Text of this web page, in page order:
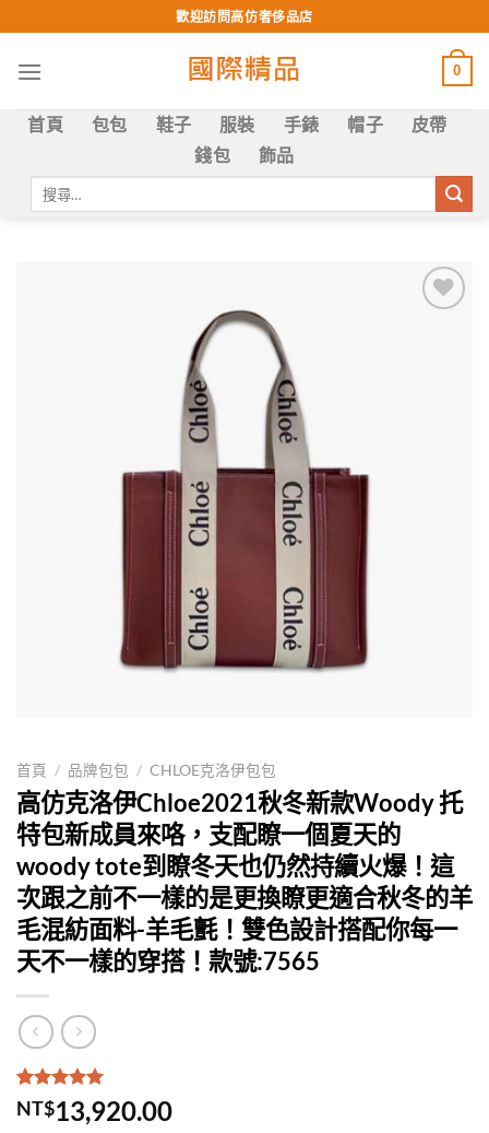
to
content
歡迎訪問高仿奢侈品店
0
首頁 包包 鞋子 服裝 手錶 帽子
皮帶
錢包
飾品
首頁 / 品牌包包 / CHLOE克洛伊包包
高仿克洛伊Chloe2021秋冬新款Woody 托
特包新成員來咯，支配瞭一個夏天的
woody tote到瞭冬天也仍然持續火爆！這
次跟之前不一樣的是更換瞭更適合秋冬的羊
毛混紡面料-羊毛氈！雙色設計搭配你每一
天不一樣的穿搭！款號:7565
評分5.00 /
5，已有
2
位
NT$13,920.00